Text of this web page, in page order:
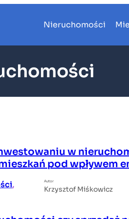
Nieruchomości
w
pod wpływem
,
Autor
Krzysztof Miśkowicz